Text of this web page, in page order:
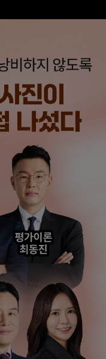
습니다.
자로 시작해서
는데 해커스
평가사님이
다보니
라는 결과를 받을
습니다.
성*남님
은 이성준 선생님 강의
격생입니다.